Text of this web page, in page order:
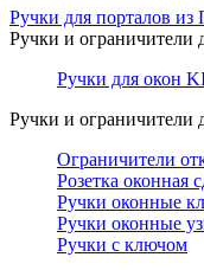
Ручки для порталов
Ручки и ограничители
Ручки для окон
Ручки и ограничители
Ограничители
Розетка оконная
Ручки оконные
Ручки оконные
Ручки с ключом